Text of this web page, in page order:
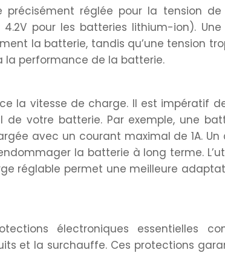
réglée pour la tension de
pour les batteries lithium-ion). Une
la batterie, tandis qu’une tension
performance de la batterie.
la vitesse de charge. Il est impératif
votre batterie. Par exemple, une
avec un courant maximal de 1A. Un
la batterie à long terme.
réglable permet une meilleure
électroniques essentielles
et la surchauffe. Ces protections